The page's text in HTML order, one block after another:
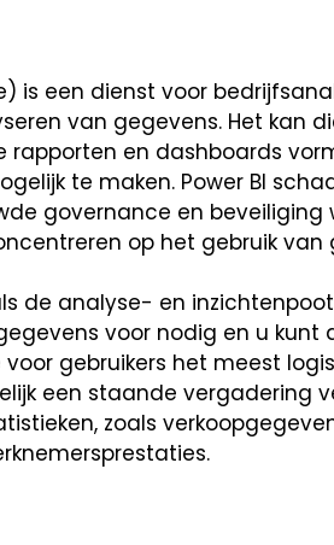
is een dienst voor
van gegevens. Het kan
en dashboards
te maken. Power BI
governance en beveiliging
op het gebruik van
de analyse- en
voor nodig en u kunt
gebruikers het meest
een staande vergadering
zoals